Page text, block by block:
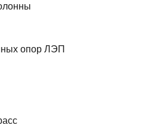
опор ЛЭП